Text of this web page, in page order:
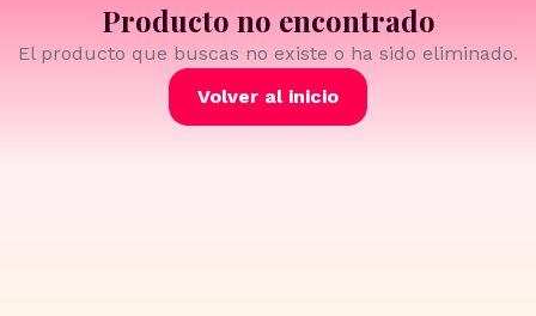
Producto no encontrado
El producto que buscas no existe o ha sido eliminado.
Volver al inicio